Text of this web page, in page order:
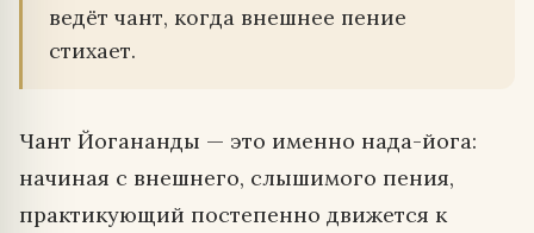
ведёт чант, когда внешнее пение
стихает.
Чант Йогананды — это именно нада-йога:
начиная с внешнего, слышимого пения,
практикующий постепенно движется к